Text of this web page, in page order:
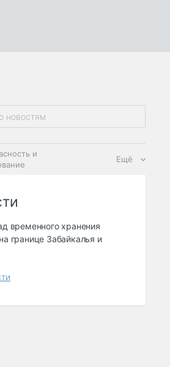
и
Ещё
временного хранения
границе Забайкалья и